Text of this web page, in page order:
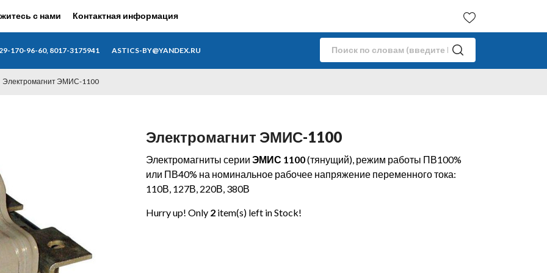
с нами Контактная информация
170-96-60, 8017-3175941 ASTICS-BY@YANDEX.RU
Электромагнит ЭМИС-1100
Электромагнит ЭМИС-1100
Электромагниты серии ЭМИС 1100(тянущий), режим работы ПВ100%
или ПВ40% на номинальное рабочее напряжение переменного тока:
110В, 127В, 220В, 380В
Hurry up! Only 2 item(s) left in Stock!